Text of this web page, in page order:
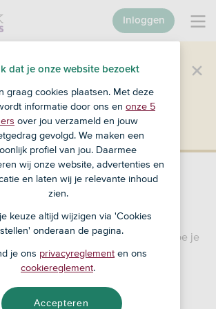
bij SNS?
openen en ben je nog geen
dan naar ASN Bank .
Inloggen
de QR-code?
met je QR-code
van Mijn SNS staan 3 manieren hoe je
voor QR-code.
dat je onze website bezoekt
graag cookies plaatsen. Met deze
informatie door ons en onze 5
over jou verzameld en jouw
gevolgd. We maken een
profiel van jou. Daarmee
wij onze website, advertenties en
en laten wij je relevante inhoud
zien.
keuze altijd wijzigen via 'Cookies
onderaan de pagina.
je ons privacyreglement en ons
cookiereglement.
Accepteren